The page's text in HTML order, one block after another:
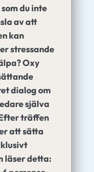
du inte
av att
kan
stressande
Oxy
dialog om
själva
träffen
att sätta
läser detta: